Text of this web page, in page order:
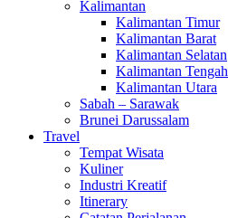
Kalimantan
Kalimantan Timur
Kalimantan Barat
Kalimantan Selatan
Kalimantan Tengah
Kalimantan Utara
Sabah – Sarawak
Brunei Darussalam
Travel
Tempat Wisata
Kuliner
Industri Kreatif
Itinerary